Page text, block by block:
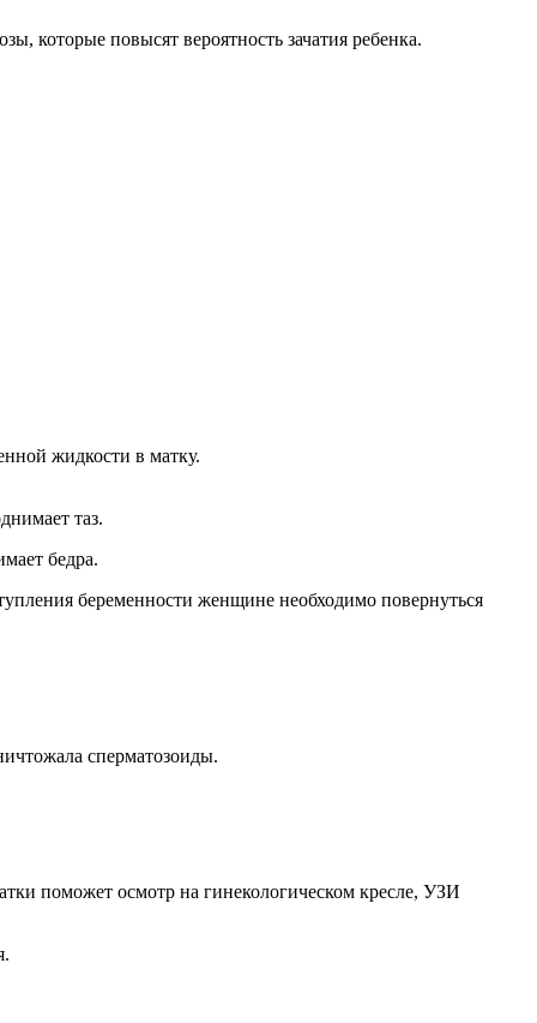
которые повысят вероятность зачатия ребенка.
жидкости в матку.
таз.
бедра.
беременности женщине необходимо повернуться
сперматозоиды.
поможет осмотр на гинекологическом кресле, УЗИ